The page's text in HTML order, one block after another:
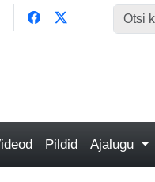
Pildid Ajalugu